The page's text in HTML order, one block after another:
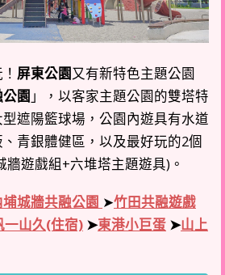
屏東公園又有新特色主題公園
園 」，以客家主題公園的雙塔特
遮陽籃球場，公園內遊具有水道
青銀體健區，以及最好玩的2個
遊戲組+六堆塔主題遊具)。
城牆共融公園 ➤竹田共融遊戲
一山久(住宿) ➤東港小巨蛋 ➤山上